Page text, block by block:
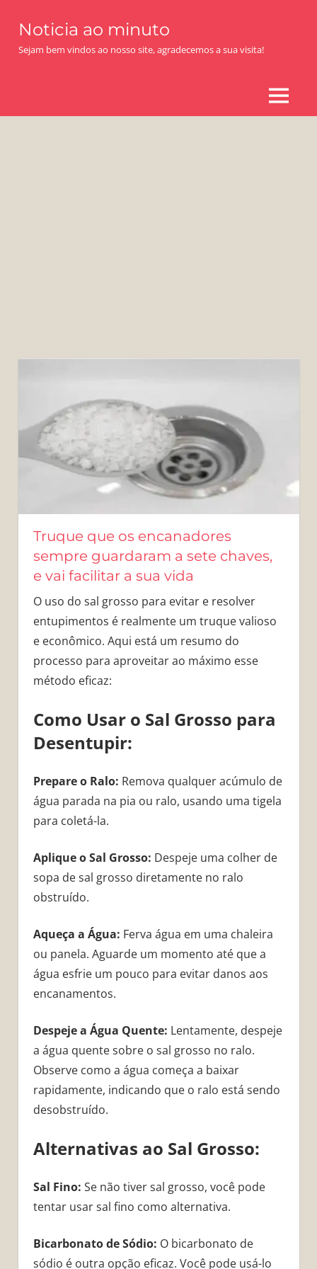
content
Noticia ao minuto
Sejam bem vindos ao nosso site, agradecemos a sua visita!
MENU
Truque que os encanadores
sempre guardaram a sete chaves,
e vai facilitar a sua vida
O uso do sal grosso para evitar e resolver
entupimentos é realmente um truque valioso
e econômico. Aqui está um resumo do
processo para aproveitar ao máximo esse
método eficaz:
Como Usar o Sal Grosso para
Desentupir:
Prepare o Ralo: Remova qualquer acúmulo de
água parada na pia ou ralo, usando uma tigela
para coletá-la.
Aplique o Sal Grosso: Despeje uma colher de
sopa de sal grosso diretamente no ralo
obstruído.
Aqueça a Água: Ferva água em uma chaleira
ou panela. Aguarde um momento até que a
água esfrie um pouco para evitar danos aos
encanamentos.
Despeje a Água Quente: Lentamente, despeje
a água quente sobre o sal grosso no ralo.
Observe como a água começa a baixar
rapidamente, indicando que o ralo está sendo
desobstruído.
Alternativas ao Sal Grosso:
Sal Fino: Se não tiver sal grosso, você pode
tentar usar sal fino como alternativa.
Bicarbonato de Sódio: O bicarbonato de
sódio é outra opção eficaz. Você pode usá-lo